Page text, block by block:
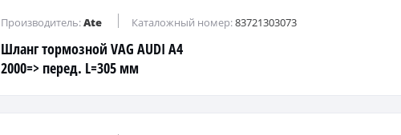
Шланг тормозной VAG AUDI A4
2000=> перед. L=305 мм
Производитель:Ate Каталожный номер:83721303073